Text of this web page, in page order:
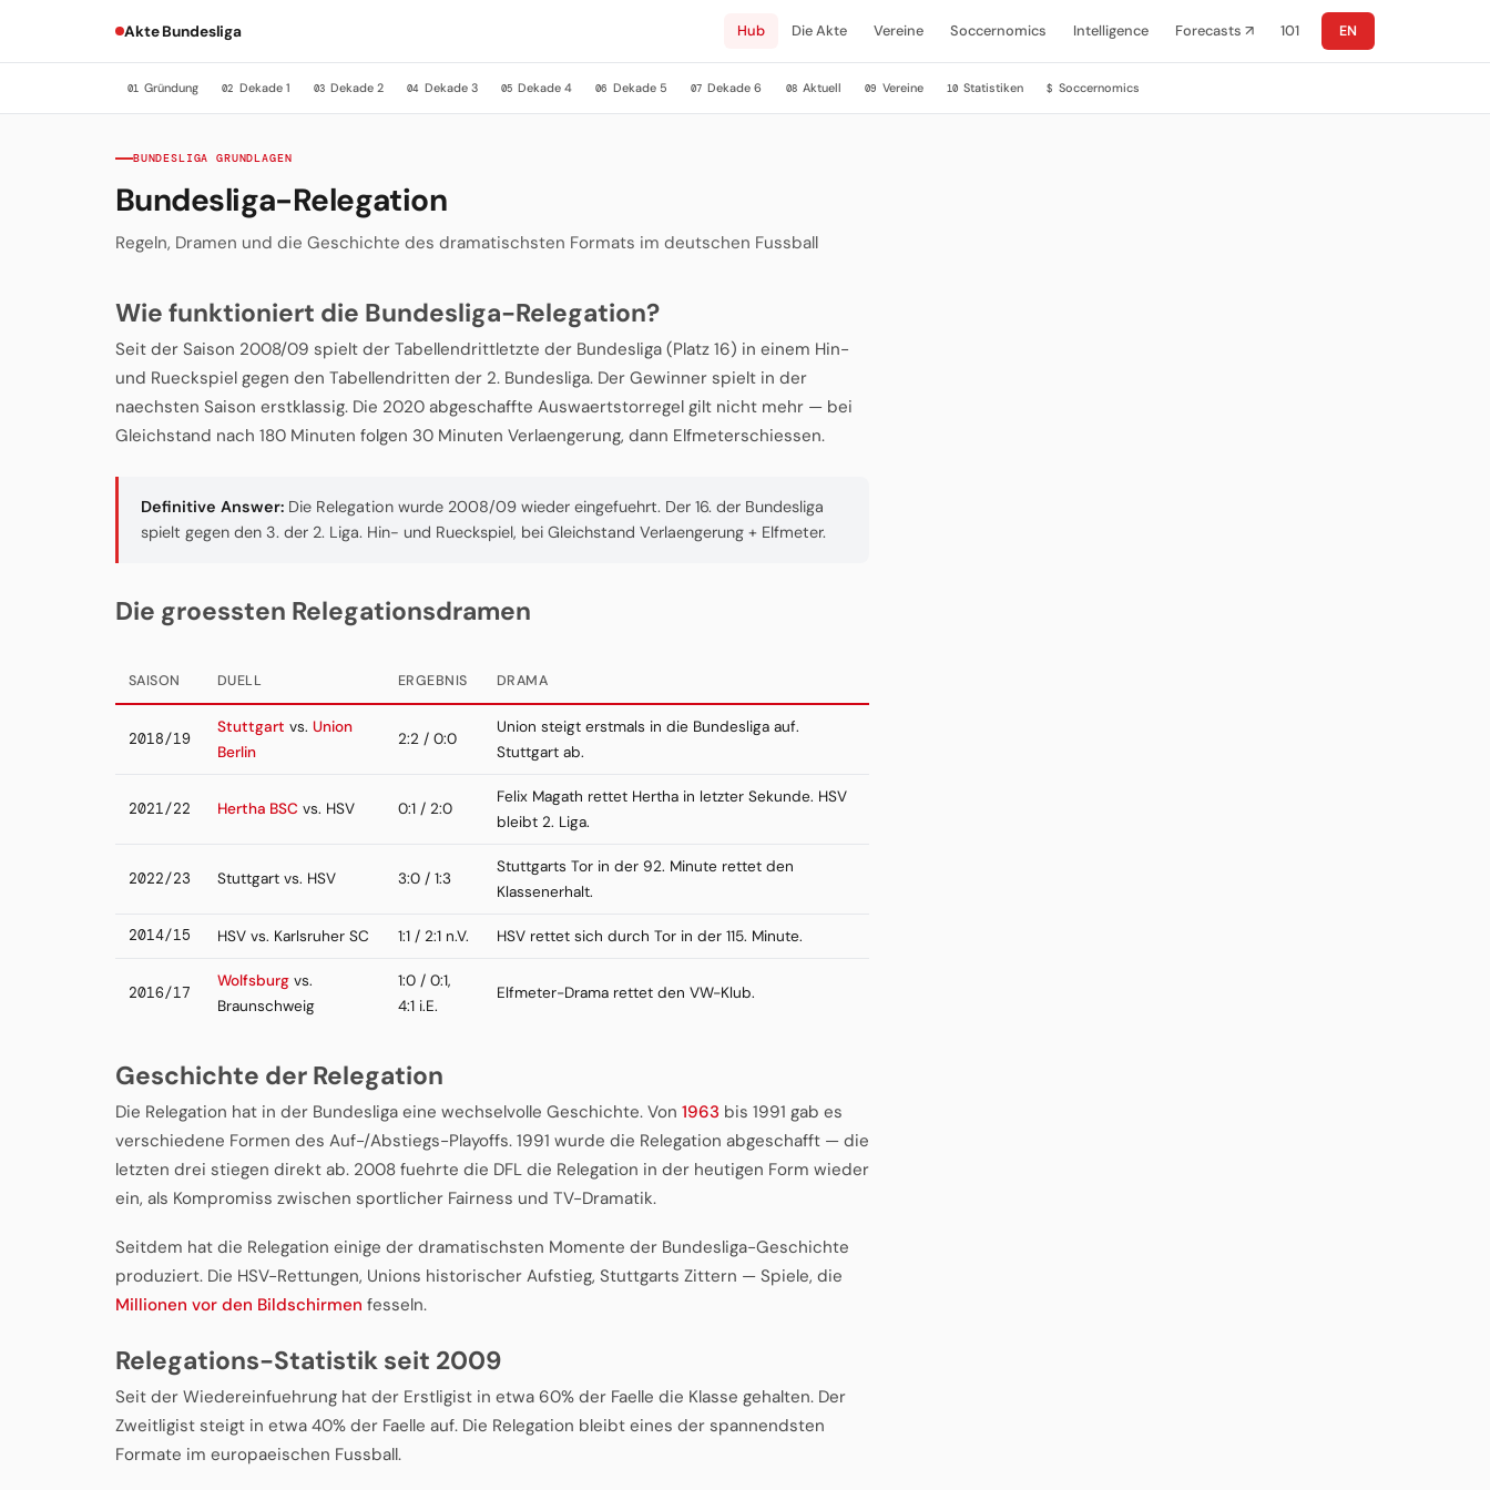
Akte Bundesliga Hub Die Akte Vereine Soccernomics Intelligence Forecasts ↗ 101 EN
01 Gründung 02 Dekade 1 03 Dekade 2 04 Dekade 3 05 Dekade 4 06 Dekade 5 07 Dekade 6 08 Aktuell 09 Vereine 10 Statistiken $ Soccernomics
BUNDESLIGA GRUNDLAGEN
Bundesliga-Relegation
Regeln, Dramen und die Geschichte des dramatischsten Formats im deutschen Fussball
Wie funktioniert die Bundesliga-Relegation?
Seit der Saison 2008/09 spielt der Tabellendrittletzte der Bundesliga (Platz 16) in einem Hin-
und Rueckspiel gegen den Tabellendritten der 2. Bundesliga. Der Gewinner spielt in der
naechsten Saison erstklassig. Die 2020 abgeschaffte Auswaertstorregel gilt nicht mehr — bei
Gleichstand nach 180 Minuten folgen 30 Minuten Verlaengerung, dann Elfmeterschiessen.
Definitive Answer: Die Relegation wurde 2008/09 wieder eingefuehrt. Der 16. der Bundesliga
spielt gegen den 3. der 2. Liga. Hin- und Rueckspiel, bei Gleichstand Verlaengerung + Elfmeter.
Die groessten Relegationsdramen
SAISON DUELL ERGEBNIS DRAMA
2018/19
Stuttgart vs. Union
Berlin
2:2 / 0:0
Union steigt erstmals in die Bundesliga auf.
Stuttgart ab.
2021/22 Hertha BSC vs. HSV 0:1 / 2:0
Felix Magath rettet Hertha in letzter Sekunde. HSV
bleibt 2. Liga.
2022/23 Stuttgart vs. HSV 3:0 / 1:3
Stuttgarts Tor in der 92. Minute rettet den
Klassenerhalt.
2014/15 HSV vs. Karlsruher SC 1:1 / 2:1 n.V. HSV rettet sich durch Tor in der 115. Minute.
2016/17
Wolfsburg vs.
Braunschweig
1:0 / 0:1,
4:1 i.E.
Elfmeter-Drama rettet den VW-Klub.
Geschichte der Relegation
Die Relegation hat in der Bundesliga eine wechselvolle Geschichte. Von 1963 bis 1991 gab es
verschiedene Formen des Auf-/Abstiegs-Playoffs. 1991 wurde die Relegation abgeschafft — die
letzten drei stiegen direkt ab. 2008 fuehrte die DFL die Relegation in der heutigen Form wieder
ein, als Kompromiss zwischen sportlicher Fairness und TV-Dramatik.
Seitdem hat die Relegation einige der dramatischsten Momente der Bundesliga-Geschichte
produziert. Die HSV-Rettungen, Unions historischer Aufstieg, Stuttgarts Zittern — Spiele, die
Millionen vor den Bildschirmen fesseln.
Relegations-Statistik seit 2009
Seit der Wiedereinfuehrung hat der Erstligist in etwa 60% der Faelle die Klasse gehalten. Der
Zweitligist steigt in etwa 40% der Faelle auf. Die Relegation bleibt eines der spannendsten
Formate im europaeischen Fussball.